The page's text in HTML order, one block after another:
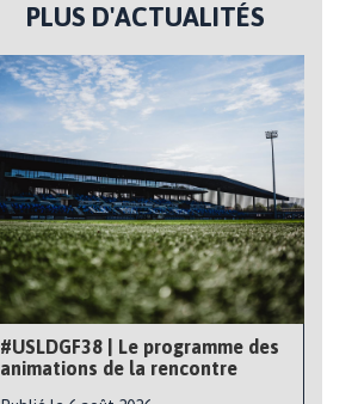
PLUS D'ACTUALITÉS
#USLDGF38 | Le programme des
animations de la rencontre